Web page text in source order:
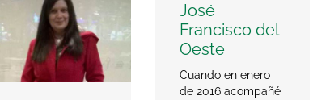
José
Francisco del
Oeste
Cuando en enero
de 2016 acompañé